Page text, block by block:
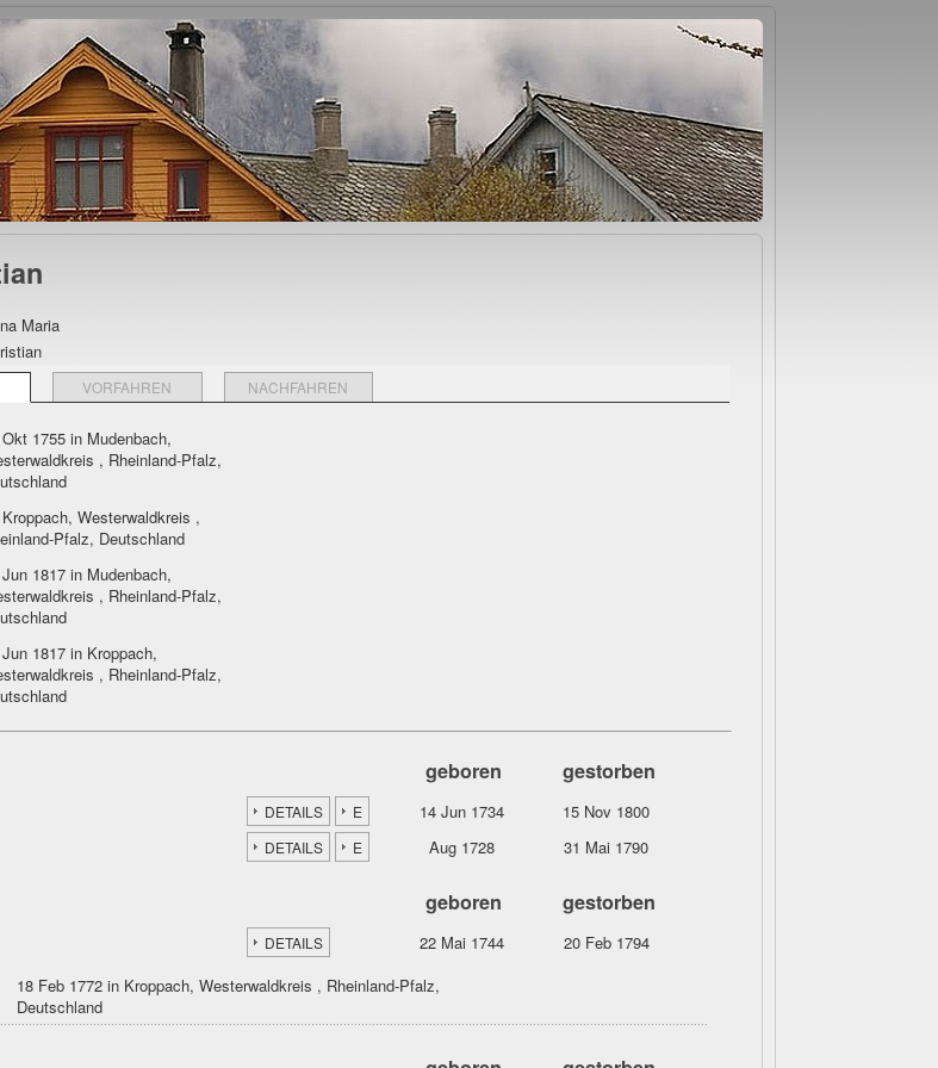
Maria
VORFAHREN NACHFAHREN
1755 in Mudenbach,
, Rheinland-Pfalz,
Westerwaldkreis ,
Pfalz, Deutschland
1817 in Mudenbach,
, Rheinland-Pfalz,
1817 in Kroppach,
, Rheinland-Pfalz,
geboren gestorben
DETAILS E 14 Jun 1734
15 Nov 1800
DETAILS E Aug 1728 31 Mai 1790
geboren gestorben
DETAILS 22 Mai 1744
20 Feb 1794
18 Feb 1772 in Kroppach, Westerwaldkreis , Rheinland-Pfalz,
Deutschland